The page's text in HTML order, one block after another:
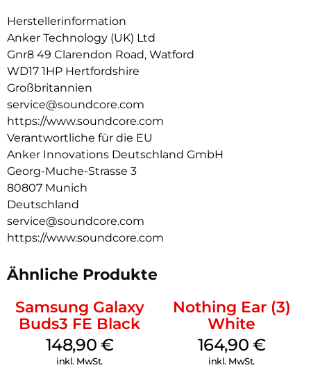
Kopfbügel und weiche Ohrmuscheln genießt du deine Musik
länger.
Herstellerinformation
Anker Technology (UK) Ltd
Gnr8 49 Clarendon Road, Watford
WD17 1HP Hertfordshire
Großbritannien
service@soundcore.com
https://www.soundcore.com
Verantwortliche für die EU
Anker Innovations Deutschland GmbH
Georg-Muche-Strasse 3
80807 Munich
Deutschland
service@soundcore.com
https://www.soundcore.com
Ähnliche Produkte
Samsung Galaxy
Buds3 FE Black
148,90 €
inkl. MwSt.
Nothing Ear (3)
White
164,90 €
inkl. MwSt.